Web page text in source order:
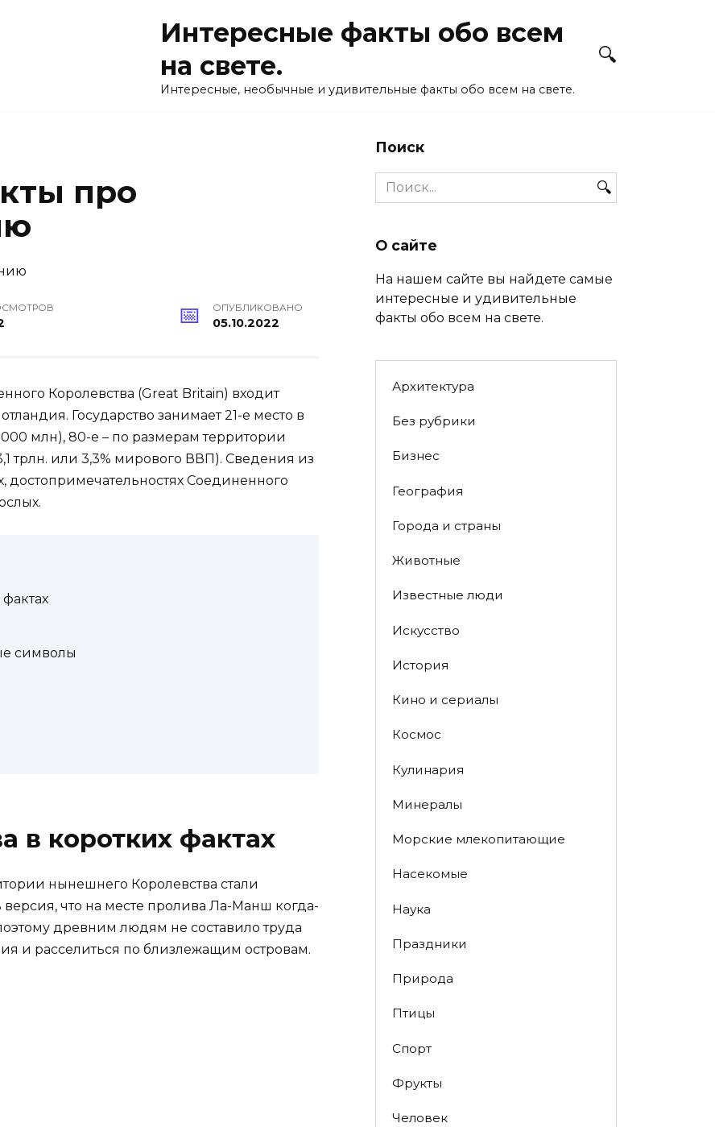
Интересные факты обо всем
на свете.
Интересные, необычные и удивительные факты обо всем на свете.
про
ОПУБЛИКОВАНО
05.10.2022
Королевства (Great Britain) входит
Государство занимает 21-е место в
млн), 80-е – по размерам территории
трлн. или 3,3% мирового ВВП). Сведения из
достопримечательностях Соединенного
символы
в коротких фактах
нынешнего Королевства стали
версия, что на месте пролива Ла-Манш когда-
древним людям не составило труда
и расселиться по близлежащим островам.
Поиск
Search
for:
О сайте
На нашем сайте вы найдете самые
интересные и удивительные
факты обо всем на свете.
Архитектура
Без рубрики
Бизнес
География
Города и страны
Животные
Известные люди
Искусство
История
Кино и сериалы
Космос
Кулинария
Минералы
Морские млекопитающие
Насекомые
Наука
Праздники
Природа
Птицы
Спорт
Фрукты
Человек